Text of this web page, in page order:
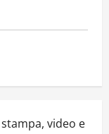
video e